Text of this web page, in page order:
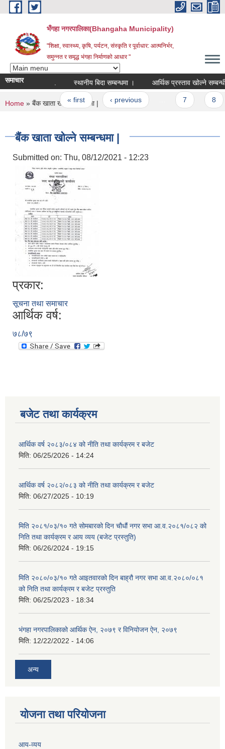
Skip to main content
भँगहा नगरपालिका(Bhangaha Municipality)
"शिक्षा, स्वास्थ्य, कृषि, पर्यटन, संस्कृति र पूर्वाधार: आत्मनिर्भर,
समुन्नत र समृद्ध भंगहा निर्माणको आधार "
समाचार स्थानीय बिदा सम्बन्धमा । आर्थिक प्रस्ताव खोल्ने सम्बन्धी
Pages
« first ‹ previous
You are here
Home » बैंक खाता खोल्ने सम्बन्धमा |
बैंक खाता खोल्ने सम्बन्धमा |
Submitted on: Thu, 08/12/2021 - 12:23
प्रकार:
सूचना तथा समाचार
आर्थिक वर्ष:
७८/७९
बजेट तथा कार्यक्रम
आर्थिक वर्ष २०८३/०८४ को नीति तथा कार्यक्रम र बजेट
मिति: 06/25/2026 - 14:24
आर्थिक वर्ष २०८२/०८३ को नीति तथा कार्यक्रम र बजेट
मिति: 06/27/2025 - 10:19
मिति २०८१/०३/१० गते सोमबारको दिन चौधौं नगर सभा आ.व.२०८१/०८२ को
निति तथा कार्यक्रम र आय व्यय (बजेट प्रस्तुति)
मिति: 06/26/2024 - 19:15
मिति २०८०/०३/१० गते आइतवारको दिन बाह्रौ नगर सभा आ.व.२०८०/०८१
को निति तथा कार्यक्रम र बजेट प्रस्तुति
मिति: 06/25/2023 - 18:34
भंगहा नगरपालिकाको आर्थिक ऐन, २०७९ र विनियोजन ऐन, २०७९
मिति: 12/22/2022 - 14:06
अन्य
योजना तथा परियोजना
आय-व्यय